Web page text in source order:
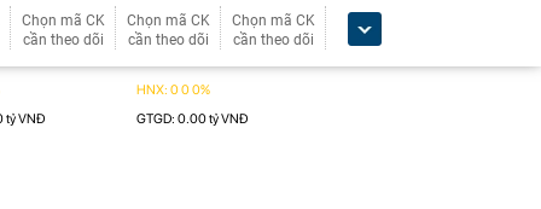
Chọn mã CK
cần theo dõi
Chọn mã CK
cần theo dõi
Chọn mã CK
cần theo dõi